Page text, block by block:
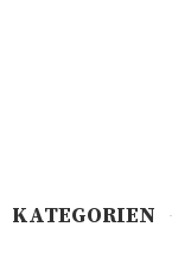
KATEGORIEN